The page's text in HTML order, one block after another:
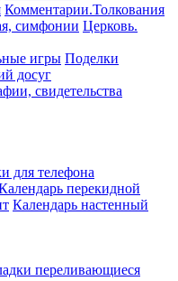
Комментарии.Толкования
симфонии Церковь.
игры Поделки
досуг
свидетельства
для телефона
перекидной
Календарь настенный
переливающиеся